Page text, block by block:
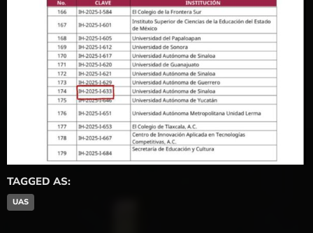
TAGGED AS:
UAS